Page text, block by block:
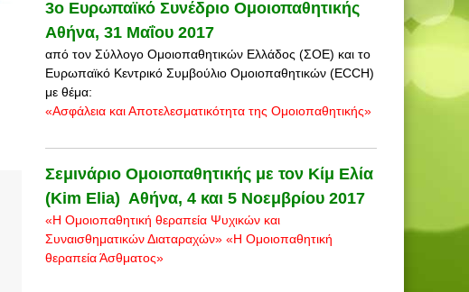
3o Ευρωπαϊκό Συνέδριο Ομοιοπαθητικής
Αθήνα, 31 Μαΐου 2017
από τον Σύλλογο Ομοιοπαθητικών Ελλάδος (ΣΟΕ) και το
Ευρωπαϊκό Κεντρικό Συμβούλιο Ομοιοπαθητικών (ECCH)
με θέμα:
«Ασφάλεια και Αποτελεσματικότητα της Ομοιοπαθητικής»
Σεμινάριο Ομοιοπαθητικής με τον Κίμ Ελία
(Kim Elia) Αθήνα, 4 και 5 Νοεμβρίου 2017
«Η Ομοιοπαθητική θεραπεία Ψυχικών και
Συναισθηματικών Διαταραχών» «Η Ομοιοπαθητική
θεραπεία Άσθματος»